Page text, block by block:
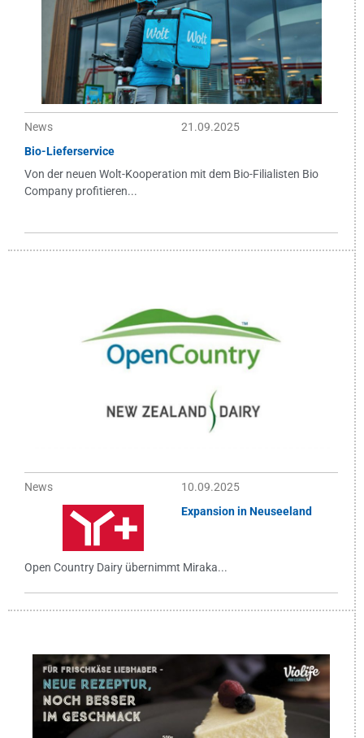
News
21.09.2025
Bio-Lieferservice
Von der neuen Wolt-Kooperation mit dem Bio-Filialisten Bio
Company profitieren...
News
10.09.2025
Expansion in Neuseeland
Open Country Dairy übernimmt Miraka...